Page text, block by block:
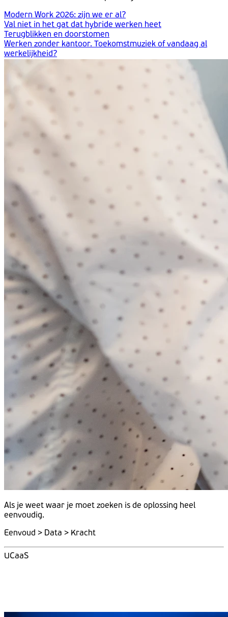
Modern Work 2026: zijn we er al?
Val niet in het gat dat hybride werken heet
Terugblikken en doorstomen
Werken zonder kantoor. Toekomstmuziek of vandaag al
werkelijkheid?
Als je weet waar je moet zoeken is de oplossing heel
eenvoudig.
Eenvoud > Data > Kracht
UCaaS